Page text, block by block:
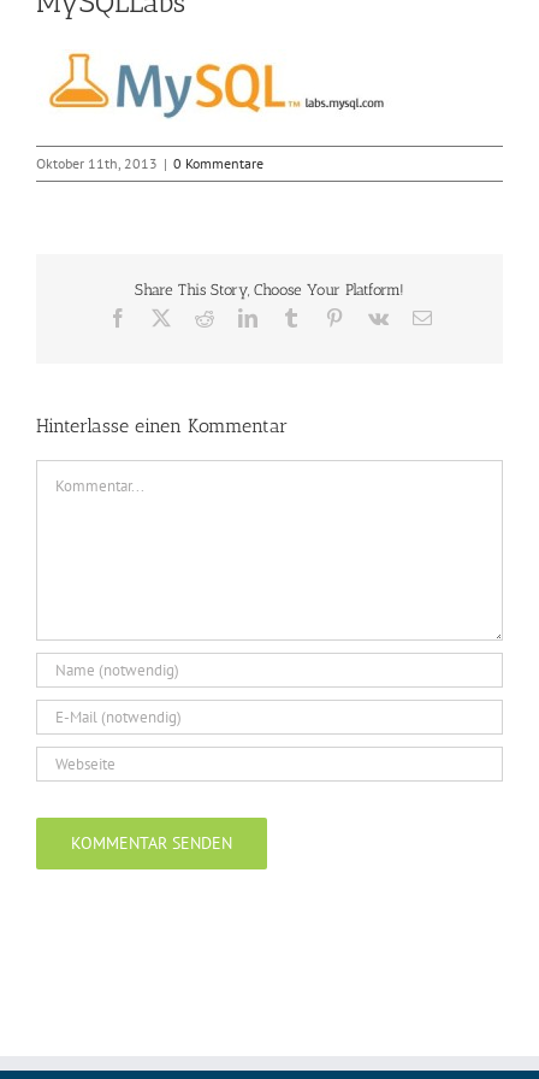
Oktober 11th, 2013 | 0 Kommentare
Share This Story, Choose Your Platform!
Facebook RedditLinkedInTumblr Pinterest
Vk
E-
Hinterlasse einen Kommentar